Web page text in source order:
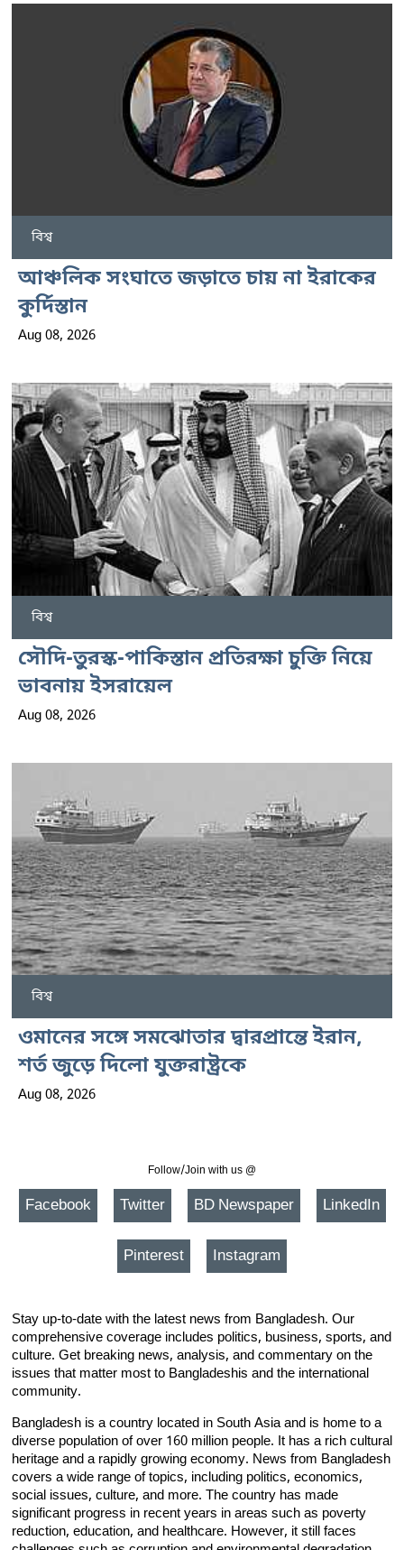
বিশ্ব
আঞ্চলিক সংঘাতে জড়াতে চায় না ইরাকের
কুর্দিস্তান
Aug 08, 2026
বিশ্ব
সৌদি-তুরস্ক-পাকিস্তান প্রতিরক্ষা চুক্তি নিয়ে
ভাবনায় ইসরায়েল
Aug 08, 2026
বিশ্ব
ওমানের সঙ্গে সমঝোতার দ্বারপ্রান্তে ইরান,
শর্ত জুড়ে দিলো যুক্তরাষ্ট্রকে
Aug 08, 2026
Follow/Join with us @
Facebook Twitter BD Newspaper LinkedIn
Pinterest Instagram
Stay up-to-date with the latest news from Bangladesh. Our
comprehensive coverage includes politics, business, sports, and
culture. Get breaking news, analysis, and commentary on the
issues that matter most to Bangladeshis and the international
community.
Bangladesh is a country located in South Asia and is home to a
diverse population of over 160 million people. It has a rich cultural
heritage and a rapidly growing economy. News from Bangladesh
covers a wide range of topics, including politics, economics,
social issues, culture, and more. The country has made
significant progress in recent years in areas such as poverty
reduction, education, and healthcare. However, it still faces